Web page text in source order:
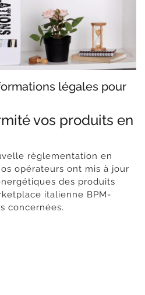
légales pour
vos produits en
règlementation en
opérateurs ont mis à jour
des produits
italienne BPM-
concernées.